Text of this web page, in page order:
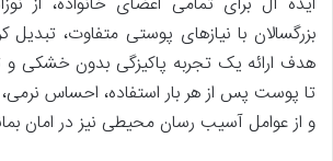
بزرگسالان با نیازهای پوستی متفاوت،
هدف ارائه یک تجربه پاکیزگی بدون خشکی
تا پوست پس از هر بار استفاده، احساس
و از عوامل آسیب رسان محیطی نیز در امان